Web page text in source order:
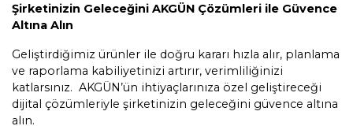
Şirketinizin Geleceğini AKGÜN Çözümleri ile Güvence
Altına Alın
Geliştirdiğimiz ürünler ile doğru kararı hızla alır, planlama
ve raporlama kabiliyetinizi artırır, verimliliğinizi
katlarsınız. AKGÜN’ün ihtiyaçlarınıza özel geliştireceği
dijital çözümleriyle şirketinizin geleceğini güvence altına
alın.